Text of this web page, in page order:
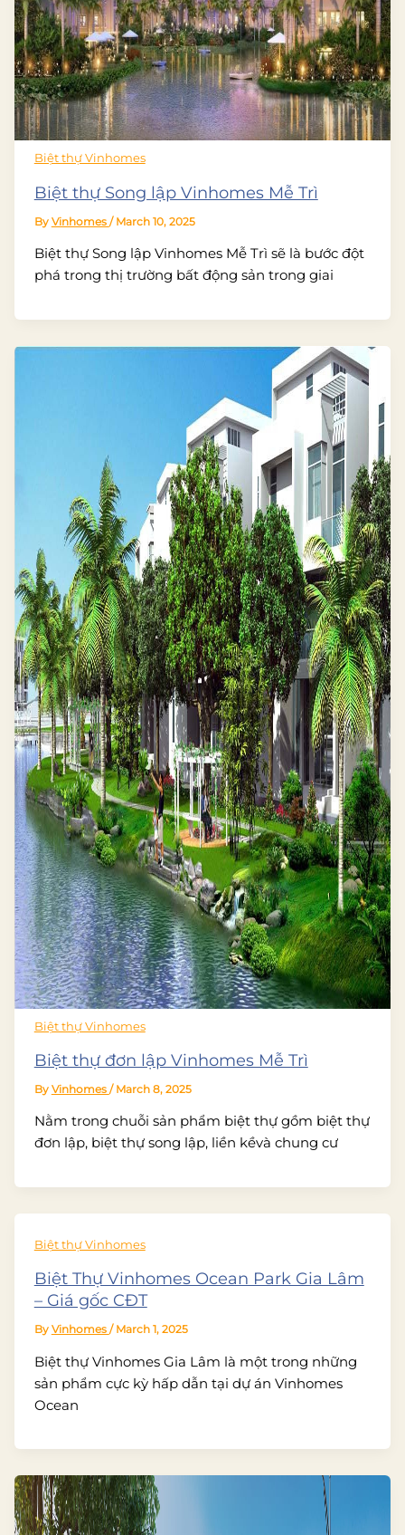
Biệt thự Vinhomes
Biệt thự Song lập Vinhomes Mễ Trì
By Vinhomes / March 10, 2025
Biệt thự Song lập Vinhomes Mễ Trì sẽ là bước đột
phá trong thị trường bất động sản trong giai
Biệt thự Vinhomes
Biệt thự đơn lập Vinhomes Mễ Trì
By Vinhomes / March 8, 2025
Nằm trong chuỗi sản phẩm biệt thự gồm biệt thự
đơn lập, biệt thự song lập, liền kềvà chung cư
Biệt thự Vinhomes
Biệt Thự Vinhomes Ocean Park Gia Lâm
– Giá gốc CĐT
By Vinhomes / March 1, 2025
Biệt thự Vinhomes Gia Lâm là một trong những
sản phẩm cực kỳ hấp dẫn tại dự án Vinhomes
Ocean